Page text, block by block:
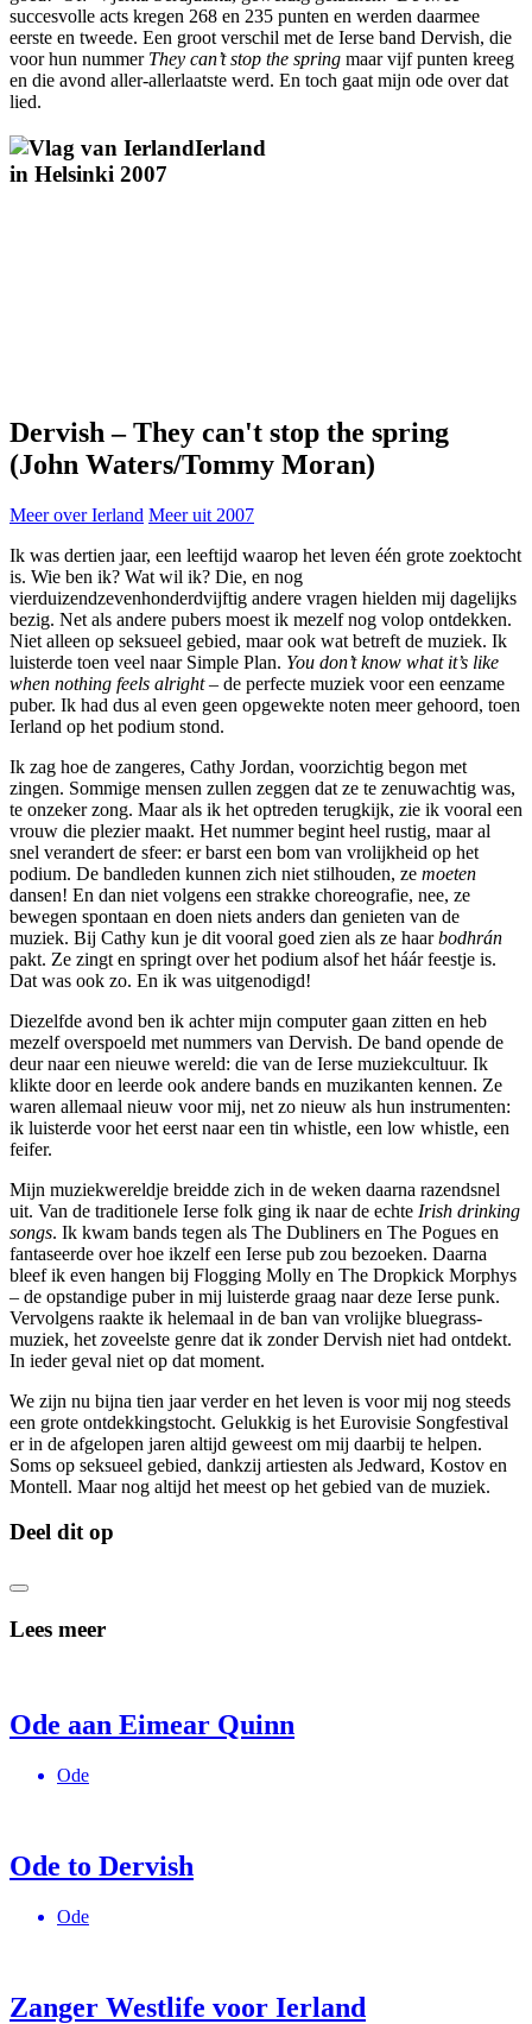
succesvolle acts kregen 268 en 235 punten en werden daarmee
eerste en tweede. Een groot verschil met de Ierse band Dervish, die
voor hun nummer They can’t stop the spring maar vijf punten kreeg
en die avond aller-allerlaatste werd. En toch gaat mijn ode over dat
lied.
Ierland
in Helsinki 2007
Dervish –They can't stop the spring
(John Waters/Tommy Moran)
Meer over Ierland Meer uit 2007
Ik was dertien jaar, een leeftijd waarop het leven één grote zoektocht
is. Wie ben ik? Wat wil ik? Die, en nog
vierduizendzevenhonderdvijftig andere vragen hielden mij dagelijks
bezig. Net als andere pubers moest ik mezelf nog volop ontdekken.
Niet alleen op seksueel gebied, maar ook wat betreft de muziek. Ik
luisterde toen veel naar Simple Plan. You don’t know what it’s like
when nothing feels alright– de perfecte muziek voor een eenzame
puber. Ik had dus al even geen opgewekte noten meer gehoord, toen
Ierland op het podium stond.
Ik zag hoe de zangeres, Cathy Jordan, voorzichtig begon met
zingen. Sommige mensen zullen zeggen dat ze te zenuwachtig was,
te onzeker zong. Maar als ik het optreden terugkijk, zie ik vooral een
vrouw die plezier maakt. Het nummer begint heel rustig, maar al
snel verandert de sfeer: er barst een bom van vrolijkheid op het
podium. De bandleden kunnen zich niet stilhouden, ze moeten
dansen! En dan niet volgens een strakke choreografie, nee, ze
bewegen spontaan en doen niets anders dan genieten van de
muziek. Bij Cathy kun je dit vooral goed zien als ze haarbodhrán
pakt. Ze zingt en springt over het podium alsof het háár feestje is.
Dat was ook zo. En ik was uitgenodigd!
Diezelfde avond ben ik achter mijn computer gaan zitten en heb
mezelf overspoeld met nummers van Dervish. De band opende de
deur naar een nieuwe wereld: die van de Ierse muziekcultuur. Ik
klikte door en leerde ook andere bands en muzikanten kennen. Ze
waren allemaal nieuw voor mij, net zo nieuw als hun instrumenten:
ik luisterde voor het eerst naar een tin whistle, een low whistle, een
feifer.
Mijn muziekwereldje breidde zich in de weken daarna razendsnel
uit. Van de traditionele Ierse folk ging ik naar de echte Irish drinking
songs. Ik kwam bands tegen als The Dubliners en The Pogues en
fantaseerde over hoe ikzelf een Ierse pub zou bezoeken. Daarna
bleef ik even hangen bij Flogging Molly en The Dropkick Morphys
– de opstandige puber in mij luisterde graag naar deze Ierse punk.
Vervolgens raakte ik helemaal in de ban van vrolijke bluegrass-
muziek, het zoveelste genre dat ik zonder Dervish niet had ontdekt.
In ieder geval niet op dat moment.
We zijn nu bijna tien jaar verder en het leven is voor mij nog steeds
een grote ontdekkingstocht. Gelukkig is het Eurovisie Songfestival
er in de afgelopen jaren altijd geweest om mij daarbij te helpen.
Soms op seksueel gebied, dankzij artiesten als Jedward, Kostov en
Montell. Maar nog altijd het meest op het gebied van de muziek.
Deel dit op
Lees meer
Ode aan Eimear Quinn
Ode
Ode to Dervish
Ode
Zanger Westlife voor Ierland